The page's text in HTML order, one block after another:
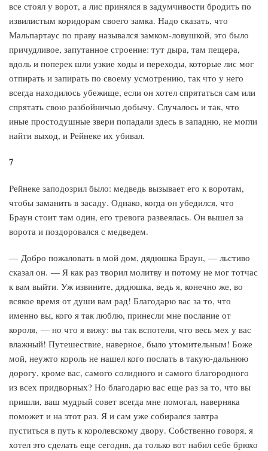
все стоял у ворот, а лис принялся в задумчивости бродить по
извилистым коридорам своего замка. Надо сказать, что
Мальпартаус по праву назывался замком-ловушкой, это было
причудливое, запутанное строение: тут дыра, там пещера,
вдоль и поперек шли узкие ходы и переходы, которые лис мог
отпирать и запирать по своему усмотрению, так что у него
всегда находилось убежище, если он хотел спрятаться сам или
спрятать свою разбойничью добычу. Случалось и так, что
иные простодушные звери попадали здесь в западню, не могли
найти выход, и Рейнеке их убивал.
7
Рейнеке заподозрил было: медведь вызывает его к воротам,
чтобы заманить в засаду. Однако, когда он убедился, что
Браун стоит там один, его тревога развеялась. Он вышел за
ворота и поздоровался с медведем.
— Добро пожаловать в мой дом, дядюшка Браун, — льстиво
сказал он. — Я как раз творил молитву и потому не мог тотчас
к вам выйти. Уж извините, дядюшка, ведь я, конечно же, во
всякое время от души вам рад! Благодарю вас за то, что
именно вы, кого я так люблю, принесли мне послание от
короля, — но что я вижу: вы так вспотели, что весь мех у вас
влажный! Путешествие, наверное, было утомительным! Боже
мой, неужто король не нашел кого послать в такую-дальнюю
дорогу, кроме вас, самого солидного и самого благородного
из всех придворных? Но благодарю вас еще раз за то, что вы
пришли, ваш мудрый совет всегда мне помогал, наверняка
поможет и на этот раз. Я и сам уже собирался завтра
пуститься в путь к королевскому двору. Собственно говоря, я
хотел это сделать еще сегодня, да только вот набил себе брюхо